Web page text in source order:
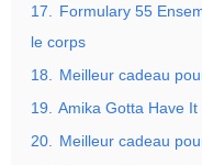
17. Formulary 55
le corps
18. Meilleur cadeau
19. Amika Gotta Have
20. Meilleur cadeau